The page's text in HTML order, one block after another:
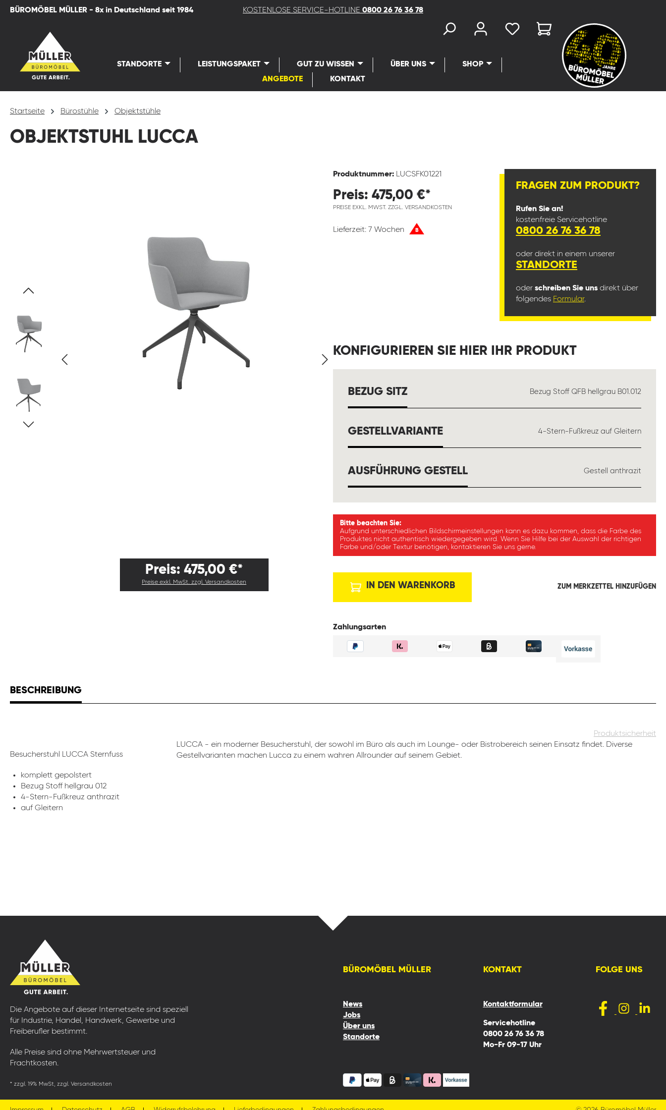
Zur Hauptnavigation springen
BÜROMÖBEL MÜLLER - 8x in Deutschland seit 1984 KOSTENLOSE SERVICE-HOTLINE 0800 26 76 36 78
STANDORTE LEISTUNGSPAKET GUT ZU WISSEN ÜBER UNS
SHOP
ANGEBOTE
KONTAKT
Startseite Bürostühle Objektstühle
OBJEKTSTUHL LUCCA
Preis: 475,00 €*
Preise exkl. MwSt. zzgl. Versandkosten
Produktnummer: LUCSFK01221
Preis: 475,00 €*
PREISE EXKL. MWST. ZZGL. VERSANDKOSTEN
Lieferzeit: 7 Wochen B
FRAGEN ZUM PRODUKT?
Rufen Sie an!
kostenfreie Servicehotline
0800 26 76 36 78
oder direkt in einem unserer
STANDORTE
oder schreiben Sie uns direkt über
folgendes Formular.
KONFIGURIEREN SIE HIER IHR PRODUKT
BEZUG SITZAUSWÄHLEN Bezug Stoff QFB hellgrau B01.012
GESTELLVARIANTEAUSWÄHLEN 4-Stern-Fußkreuz auf Gleitern
AUSFÜHRUNG GESTELLAUSWÄHLEN Gestell anthrazit
Bitte beachten Sie:
Aufgrund unterschiedlichen Bildschirmeinstellungen kann es dazu kommen, dass die Farbe des
Produktes nicht authentisch wiedergegeben wird. Wenn Sie Hilfe bei der Auswahl der richtigen
Farbe und/oder Textur benötigen, kontaktieren Sie uns gerne.
IN DEN WARENKORB ZUM MERKZETTEL HINZUFÜGEN
Zahlungsarten
BESCHREIBUNG
Produktsicherheit
Besucherstuhl LUCCA Sternfuss
komplett gepolstert
Bezug Stoff hellgrau 012
4-Stern-Fußkreuz anthrazit
auf Gleitern
LUCCA - ein moderner Besucherstuhl, der sowohl im Büro als auch im Lounge- oder Bistrobereich seinen Einsatz findet. Diverse
Gestellvarianten machen Lucca zu einem wahren Allrounder auf seinem Gebiet.
Die Angebote auf dieser Internetseite sind speziell
für Industrie, Handel, Handwerk, Gewerbe und
Freiberufler bestimmt.
Alle Preise sind ohne Mehrwertsteuer und
Frachtkosten.
* zzgl. 19% MwSt, zzgl. Versandkosten
BÜROMÖBEL MÜLLER
News
Jobs
Über uns
Standorte
KONTAKT
Kontaktformular
Servicehotline
0800 26 76 36 78
Mo-Fr 09-17 Uhr
FOLGE UNS